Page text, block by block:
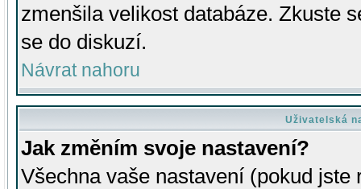
zmenšila velikost databáze. Zkuste
se do diskuzí.
Návrat nahoru
Uživatelská
Jak změním svoje nastavení?
Všechna vaše nastavení (pokud